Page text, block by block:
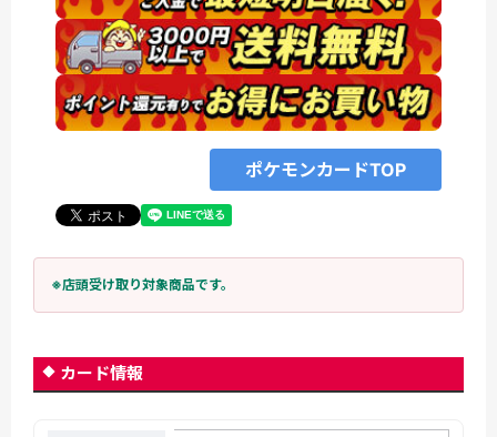
ポケモンカードTOP
※店頭受け取り対象商品です。
カード情報